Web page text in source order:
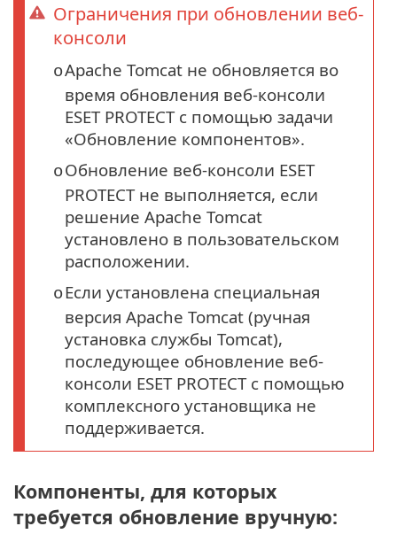
Ограничения при обновлении веб-
консоли
oApache Tomcat не обновляется во
время обновления веб-консоли
ESET PROTECT с помощью задачи
«Обновление компонентов».
oОбновление веб-консоли ESET
PROTECT не выполняется, если
решение Apache Tomcat
установлено в пользовательском
расположении.
oЕсли установлена специальная
версия Apache Tomcat (ручная
установка службы Tomcat),
последующее обновление веб-
консоли ESET PROTECT с помощью
комплексного установщика не
поддерживается.
Компоненты, для которых
требуется обновление вручную: